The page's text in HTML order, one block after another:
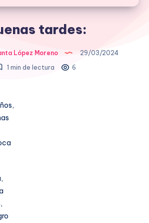
tardes:
López Moreno
29/03/2024
1 min de lectura
6